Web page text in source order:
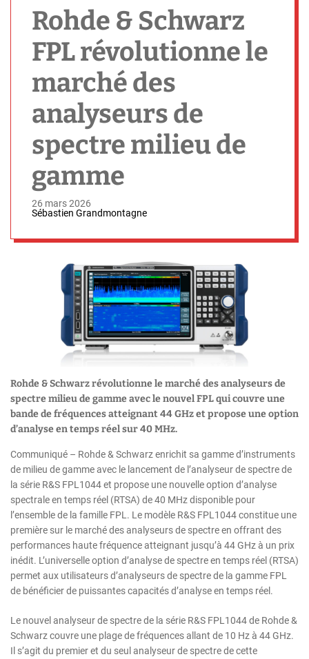
Rohde & Schwarz
FPL révolutionne le
marché des
analyseurs de
spectre milieu de
gamme
26 mars 2026
Sébastien Grandmontagne
Rohde & Schwarz révolutionne le marché des analyseurs de
spectre milieu de gamme avec le nouvel FPL qui couvre une
bande de fréquences atteignant 44 GHz et propose une option
d’analyse en temps réel sur 40 MHz.
Communiqué – Rohde & Schwarz enrichit sa gamme d’instruments
de milieu de gamme avec le lancement de l’analyseur de spectre de
la série R&S FPL1044 et propose une nouvelle option d’analyse
spectrale en temps réel (RTSA) de 40 MHz disponible pour
l’ensemble de la famille FPL. Le modèle R&S FPL1044 constitue une
première sur le marché des analyseurs de spectre en offrant des
performances haute fréquence atteignant jusqu’à 44 GHz à un prix
inédit. L’universelle option d’analyse de spectre en temps réel (RTSA)
permet aux utilisateurs d’analyseurs de spectre de la gamme FPL
de bénéficier de puissantes capacités d’analyse en temps réel.
Le nouvel analyseur de spectre de la série R&S FPL1044 de Rohde &
Schwarz couvre une plage de fréquences allant de 10 Hz à 44 GHz.
Il s’agit du premier et du seul analyseur de spectre de cette